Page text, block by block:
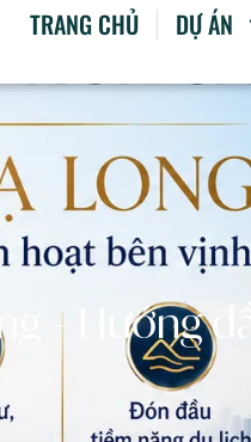
TRANG CHỦ DỰ ÁN
– Hướng